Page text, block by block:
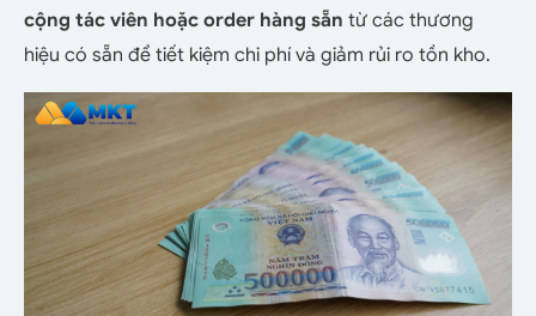
cộng tác viên hoặc order hàng sẵn từ các thương
hiệu có sẵn để tiết kiệm chi phí và giảm rủi ro tồn kho.